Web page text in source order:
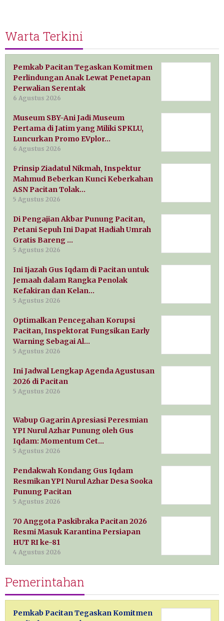
Warta Terkini
Pemkab Pacitan Tegaskan Komitmen
Perlindungan Anak Lewat Penetapan
Perwalian Serentak
6 Agustus 2026
Museum SBY-Ani Jadi Museum
Pertama di Jatim yang Miliki SPKLU,
Luncurkan Promo EVplor…
6 Agustus 2026
Prinsip Ziadatul Nikmah, Inspektur
Mahmud Beberkan Kunci Keberkahan
ASN Pacitan Tolak…
5 Agustus 2026
Di Pengajian Akbar Punung Pacitan,
Petani Sepuh Ini Dapat Hadiah Umrah
Gratis Bareng …
5 Agustus 2026
Ini Ijazah Gus Iqdam di Pacitan untuk
Jemaah dalam Rangka Penolak
Kefakiran dan Kelan…
5 Agustus 2026
Optimalkan Pencegahan Korupsi
Pacitan, Inspektorat Fungsikan Early
Warning Sebagai Al…
5 Agustus 2026
Ini Jadwal Lengkap Agenda Agustusan
2026 di Pacitan
5 Agustus 2026
Wabup Gagarin Apresiasi Peresmian
YPI Nurul Azhar Punung oleh Gus
Iqdam: Momentum Cet…
5 Agustus 2026
Pendakwah Kondang Gus Iqdam
Resmikan YPI Nurul Azhar Desa Sooka
Punung Pacitan
5 Agustus 2026
70 Anggota Paskibraka Pacitan 2026
Resmi Masuk Karantina Persiapan
HUT RI ke-81
4 Agustus 2026
Pemerintahan
Pemkab Pacitan Tegaskan Komitmen